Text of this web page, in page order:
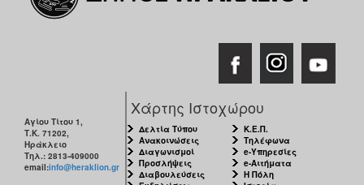
2006
ΕΠΙΣΚΕΠΤΗΣ
ΗΡΑΚΛΕΙΟ
Αγίου Τίτου 1,
Τ.Κ. 71202,
Ηράκλειο
Τηλ.: 2813-409000
email:info@heraklion.gr
Χάρτης Ιστοχώρου
Δελτία Τύπου
Ανακοινώσεις
Διαγωνισμοί
Προσλήψεις
Διαβουλεύσεις
Κ.Ε.Π.
Τηλέφωνα
e-Υπηρεσίες
e-Αιτήματα
Η Πόλη